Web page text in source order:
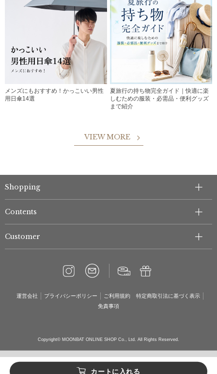
カートに入れる
メンズにもおすすめ！かっこいい男性
用日傘14選
夏旅行の持ち物完全ガイド｜快適に楽
しむための服装・必需品・便利グッズ
まで紹介
VIEW MORE
Shopping
Contents
Customer
運営会社 プライバシーポリシー ご利用規約
特定商取引法に基づく表示
免責事項
Copyright© MOONBAT ONLINE SHOP Co., Ltd. All Rights Reserved.